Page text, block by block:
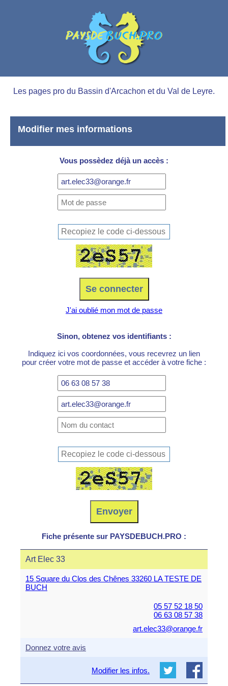
Les pages pro du Bassin d'Arcachon et du Val de Leyre.
Modifier mes informations
Vous possèdez déjà un accès :
J'ai oublié mon mot de passe
Sinon, obtenez vos identifiants :
Indiquez ici vos coordonnées, vous recevrez un lien
pour créer votre mot de passe et accéder à votre fiche :
Fiche présente sur PAYSDEBUCH.PRO :
Art Elec 33
15 Square du Clos des Chênes 33260 LA TESTE DE
BUCH
05 57 52 18 50
06 63 08 57 38
art.elec33@orange.fr
Donnez votre avis
Modifier les infos.